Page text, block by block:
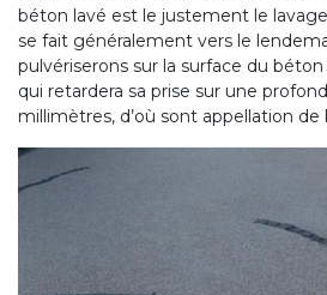
béton lavé est le justement le
se fait généralement vers le
pulvériserons sur la surface du
qui retardera sa prise sur une
millimètres, d’où sont appellation